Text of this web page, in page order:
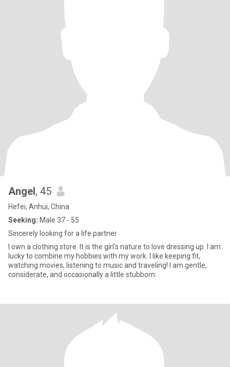
Angel, 45
Hefei, Anhui, China
Seeking: Male 37 - 55
Sincerely looking for a life partner
I own a clothing store. It is the girl's nature to love dressing up. I am
lucky to combine my hobbies with my work. I like keeping fit,
watching movies, listening to music and traveling! I am gentle,
considerate, and occasionally a little stubborn.